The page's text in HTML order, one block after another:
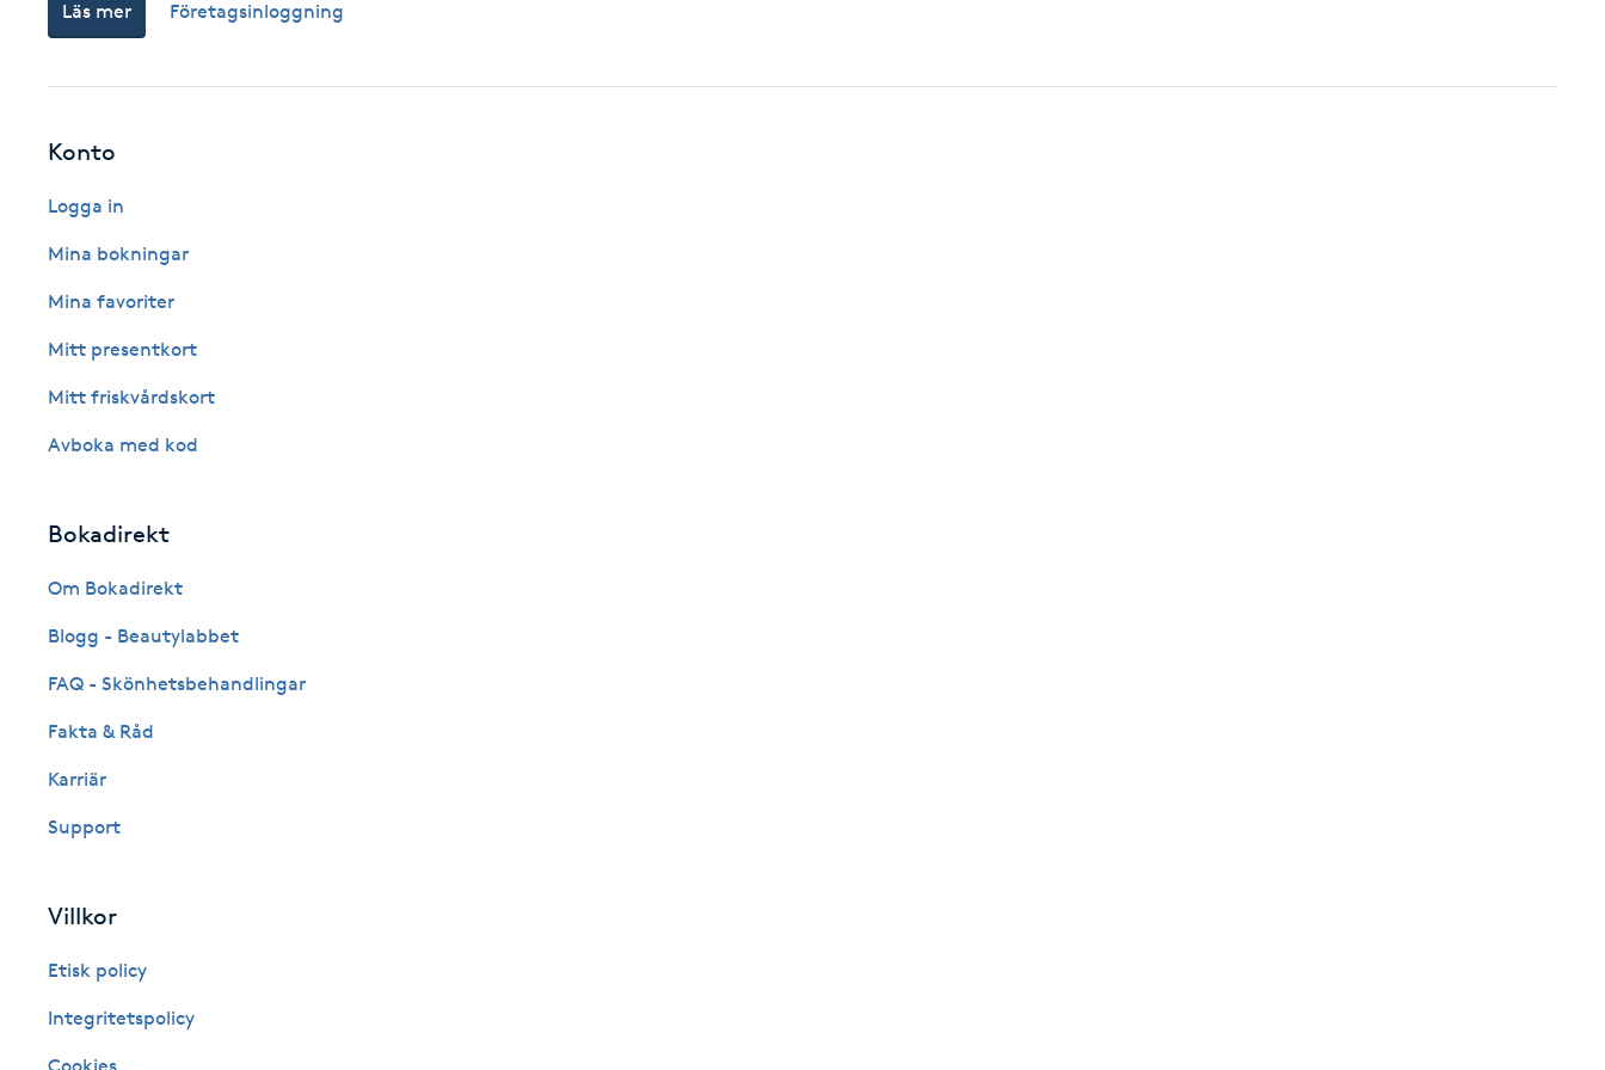
Cryoterapi
Diamantslipning
Enzympeeling
Extensions
Eyeliner-tatuering
Face framing
Fet hårbotten
Fettreducering
Fibromassage
Fillers
Fotmassage
Läs mer Företagsinloggning
Konto
Logga in
Mina bokningar
Mina favoriter
Mitt presentkort
Mitt friskvårdskort
Avboka med kod
Bokadirekt
Om Bokadirekt
Blogg - Beautylabbet
FAQ - Skönhetsbehandlingar
Fakta & Råd
Karriär
Support
Villkor
Etisk policy
Integritetspolicy